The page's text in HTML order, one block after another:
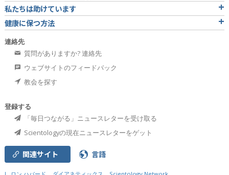
私たちは助けています
健康に保つ方法
連絡先
質問がありますか? 連絡先
ウェブサイトのフィードバック
教会を探す
登録する
「毎日つながる」ニュースレターを受け取る
Scientologyの現在ニュースレターをゲット
関連サイト 言語